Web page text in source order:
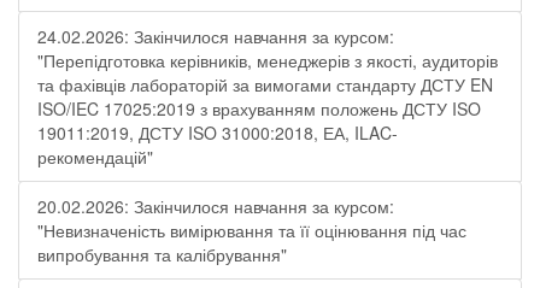
24.02.2026: Закінчилося навчання за курсом:
"Перепідготовка керівників, менеджерів з якості, аудиторів
та фахівців лабораторій за вимогами стандарту ДСТУ EN
ISO/IEC 17025:2019 з врахуванням положень ДСТУ ISO
19011:2019, ДСТУ ISO 31000:2018, ЕА, ILAC-
рекомендацій"
20.02.2026: Закінчилося навчання за курсом:
"Невизначеність вимірювання та її оцінювання під час
випробування та калібрування"